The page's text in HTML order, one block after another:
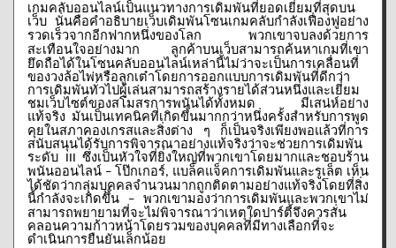
เกมคลับออนไลน์เป็นแนวทางการเดิมพันที่ยอดเยี่ยมที่สุดบน
เว็บ นั่นคือคำอธิบายเว็บเดิมพันโซนเกมคลับกำลังเฟื่องฟูอย่าง
รวดเร็วจากอีกฟากหนึ่งของโลก
พวกเขาจบลงด้วยการ
สะเทือนใจอย่างมาก
ลูกค้าบนเว็บสามารถค้นหาเกมที่เขา
ยึดถือได้ในโซนคลับออนไลน์เหล่านี้ไม่ว่าจะเป็นการเคลื่อนที่
ของวงล้อไพ่หรือลูกเต๋าโดยการออกแบบการเดิมพันที่ดีกว่า
การเดิมพันทั่วไปผู้เล่นสามารถสร้างรายได้ส่วนหนึ่งและเยี่ยม
ชมเว็บไซต์ของสโมสรการพนันได้ทั้งหมด
มีเสน่ห์อย่าง
แท้จริง มันเป็นเทคนิคที่เกิดขึ้นมากกว่าหนึ่งครั้งสำหรับการพูด
คุยในสภาคองเกรสและสิ่งต่าง
ๆ
ก็เป็นจริงเพียงพอแล้วที่การ
สนับสนุนได้รับการพิจารณาอย่างแท้จริงว่าจะช่วยการเดิมพัน
ระดับ III ซึ่งเป็นหัวใจที่ยิ่งใหญ่ที่พวกเขาโดยมากและชอบร้าน
พนันออนไลน์ – โป๊กเกอร์, แบล็คแจ็คการเดิมพันและรูเล็ต เห็น
ได้ชัดว่ากลุ่มบุคคลจำนวนมากถูกติดตามอย่างแท้จริงโดยที่สิ่ง
นี้กำลังจะเกิดขึ้น – พวกเขามองว่าการเดิมพันและพวกเขาไม่
สามารถพยายามที่จะไม่พิจารณาว่าเหตุใดปาร์ตี้จึงควรสั่น
คลอนความก้าวหน้าโดยรวมของบุคคลที่มีทางเลือกที่จะ
ดำเนินการยืนยันเล็กน้อย